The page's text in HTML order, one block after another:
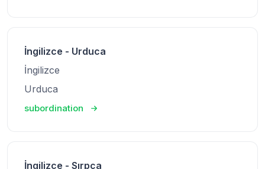
İngilizce - Urduca
İngilizce
Urduca
subordination
İngilizce - Sırpça